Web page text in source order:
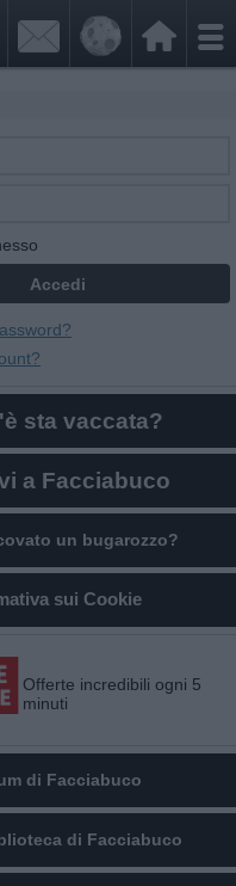


sta vaccata?
a Facciabuco
un bugarozzo?
sui Cookie
Offerte incredibili ogni 5
minuti
di Facciabuco
di Facciabuco